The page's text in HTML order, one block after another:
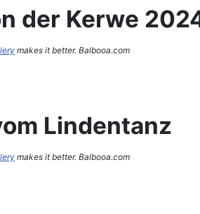
der Kerwe
makes it better. Balbooa.com
Lindentanz
makes it better. Balbooa.com